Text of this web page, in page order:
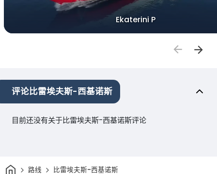
Ekaterini P
评论比雷埃夫斯-西基诺斯
目前还没有关于比雷埃夫斯-西基诺斯评论
家 路线 比雷埃夫斯-西基诺斯